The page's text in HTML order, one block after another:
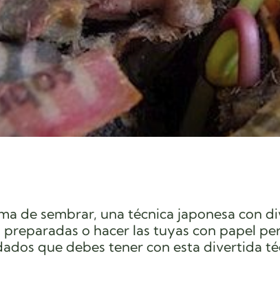
de sembrar, una técnica japonesa con
o hacer las tuyas con papel
que debes tener con esta divertida